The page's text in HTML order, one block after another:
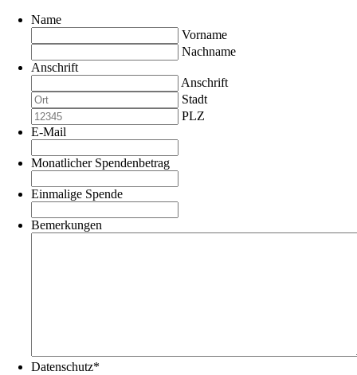
Name
Vorname
Nachname
Anschrift
Anschrift
Stadt
PLZ
E-Mail
Monatlicher Spendenbetrag
Einmalige Spende
Bemerkungen
Datenschutz*